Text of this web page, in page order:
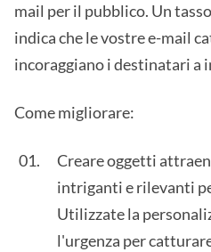
mail per il pubblico. Un
indica che le vostre e-mail
incoraggiano i destinatari a
Come migliorare:
Creare oggetti
intriganti e rilevanti
Utilizzate la
l'urgenza per